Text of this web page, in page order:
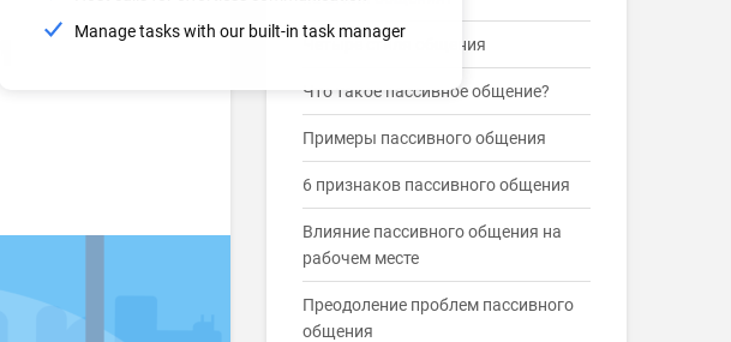
Manage tasks with our built-in task manager
Четыре стиля общения
Что такое пассивное общение?
Примеры пассивного общения
6 признаков пассивного общения
Влияние пассивного общения на
рабочем месте
Преодоление проблем пассивного
общения